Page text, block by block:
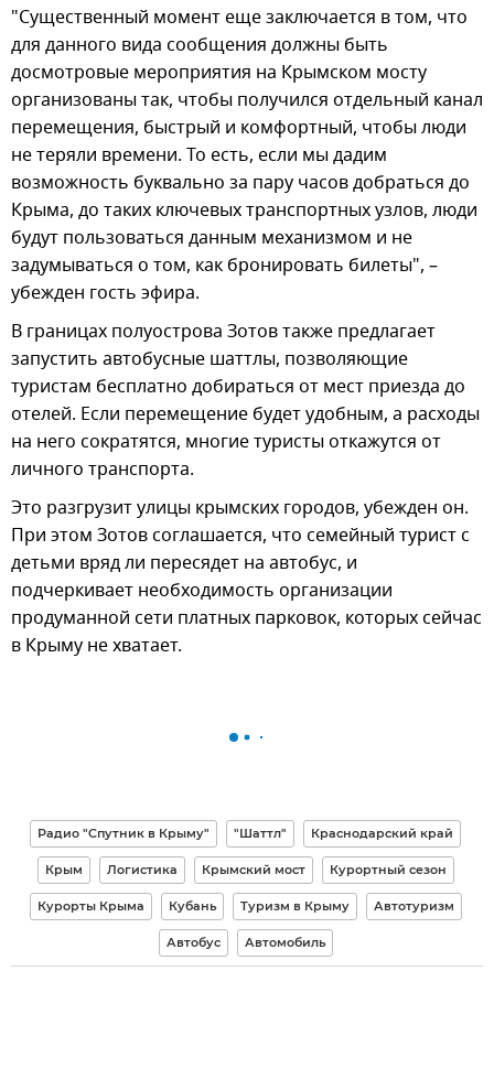
"Существенный момент еще заключается в том, что
для данного вида сообщения должны быть
досмотровые мероприятия на Крымском мосту
организованы так, чтобы получился отдельный канал
перемещения, быстрый и комфортный, чтобы люди
не теряли времени. То есть, если мы дадим
возможность буквально за пару часов добраться до
Крыма, до таких ключевых транспортных узлов, люди
будут пользоваться данным механизмом и не
задумываться о том, как бронировать билеты", –
убежден гость эфира.
В границах полуострова Зотов также предлагает
запустить автобусные шаттлы, позволяющие
туристам бесплатно добираться от мест приезда до
отелей. Если перемещение будет удобным, а расходы
на него сократятся, многие туристы откажутся от
личного транспорта.
Это разгрузит улицы крымских городов, убежден он.
При этом Зотов соглашается, что семейный турист с
детьми вряд ли пересядет на автобус, и
подчеркивает необходимость организации
продуманной сети платных парковок, которых сейчас
в Крыму не хватает.
Радио "Спутник в Крыму" "Шаттл" Краснодарский край
Крым Логистика Крымский мост Курортный сезон
Курорты Крыма Кубань Туризм в Крыму Автотуризм
Автобус Автомобиль